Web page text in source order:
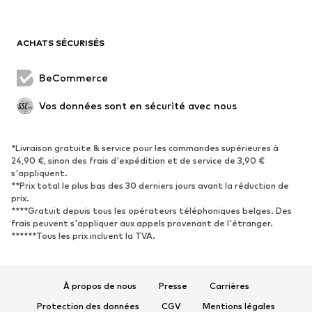
ACHATS SÉCURISÉS
BeCommerce
Vos données sont en sécurité avec nous
*Livraison gratuite & service pour les commandes supérieures à
24,90 €, sinon des frais d'expédition et de service de 3,90 €
s'appliquent.
**Prix total le plus bas des 30 derniers jours avant la réduction de
prix.
****Gratuit depuis tous les opérateurs téléphoniques belges. Des
frais peuvent s'appliquer aux appels provenant de l'étranger.
******Tous les prix incluent la TVA.
À propos de nous Presse
Carrières
Protection des données
CGV Mentions légales